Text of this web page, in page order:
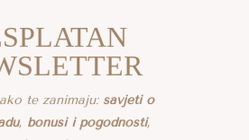
te zanimaju: savjeti o
, bonusi i pogodnosti,